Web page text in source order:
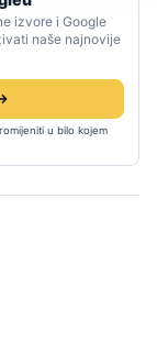
izvore i Google
naše najnovije
u bilo kojem